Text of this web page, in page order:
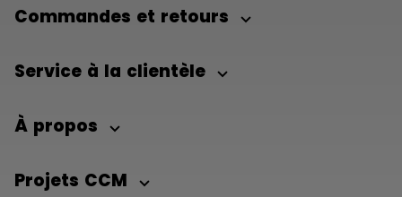
Commandes et retours
Service à la clientèle
À propos
Projets CCM